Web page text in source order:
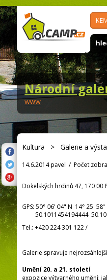
Národní
www
Kultura > Galerie a
14.6.2014 pavel / Počet
Dokelských hrdinů 47, 170 00
GPS: 50° 06' 04" N 14° 25' 58"
50.1011454194444
Tel.: +420 224 301 122/
Galerie spravuje
Umění 20. a 21. století
expozice výtvarného umění: